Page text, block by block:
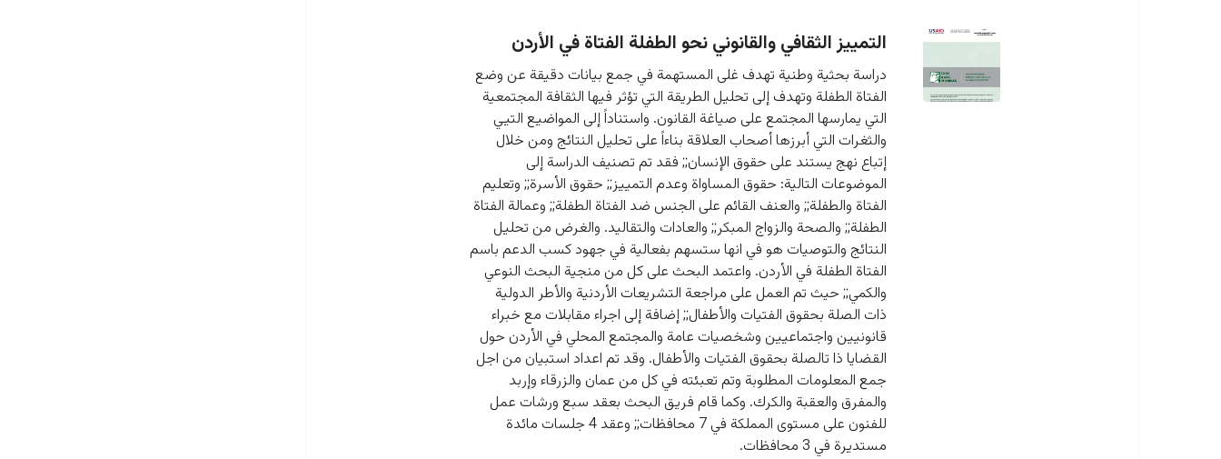
التمييز الثقافي والقانوني نحو الطفلة الفتاة في الأردن
دراسة بحثية وطنية تهدف غلى المستهمة في جمع بيانات دقيقة عن وضع
الفتاة الطفلة وتهدف إلى تحليل الطريقة التي تؤثر فيها الثقافة المجتمعية
التي يمارسها المجتمع على صياغة القانون. واستناداً إلى المواضيع التيي
والثغرات التي أبرزها أصحاب العلاقة بناءاً على تحليل النتائج ومن خلال
إتباع نهج يستند على حقوق الإنسان;; فقد تم تصنيف الدراسة إلى
الموضوعات التالية: حقوق المساواة وعدم التمييز;; حقوق الأسرة;; وتعليم
الفتاة والطفلة;; والعنف القائم على الجنس ضد الفتاة الطفلة;; وعمالة الفتاة
الطفلة;; والصحة والزواج المبكر;; والعادات والتقاليد. والغرض من تحليل
النتائج والتوصيات هو في انها ستسهم بفعالية في جهود كسب الدعم باسم
الفتاة الطفلة في الأردن. واعتمد البحث على كل من منجية البحث النوعي
والكمي;; حيث تم العمل على مراجعة التشريعات الأردنية والأطر الدولية
ذات الصلة بحقوق الفتيات والأطفال;; إضافة إلى اجراء مقابلات مع خبراء
قانونيين واجتماعيين وشخصيات عامة والمجتمع المحلي في الأردن حول
القضايا ذا تالصلة بحقوق الفتيات والأطفال. وقد تم اعداد استبيان من اجل
جمع المعلومات المطلوبة وتم تعبئته في كل من عمان والزرقاء وإربد
والمفرق والعقبة والكرك. وكما قام فريق البحث بعقد سبع ورشات عمل
للفنون على مستوى المملكة في 7 محافظات;; وعقد 4 جلسات مائدة
مستديرة في 3 محافظات.